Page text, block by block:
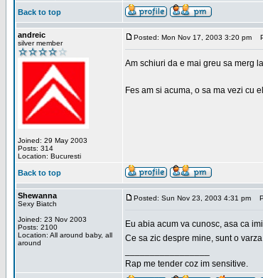
Back to top
andreic
silver member
Joined: 29 May 2003
Posts: 314
Location: Bucuresti
Posted: Mon Nov 17, 2003 3:20 pm
Am schiuri da e mai greu sa merg
Fes am si acuma, o sa ma vezi cu
Back to top
Shewanna
Sexy Biatch
Joined: 23 Nov 2003
Posts: 2100
Location: All around baby, all
around
Posted: Sun Nov 23, 2003 4:31 pm
Eu abia acum va cunosc, asa ca
Ce sa zic despre mine, sunt o
Rap me tender coz im sensitive.